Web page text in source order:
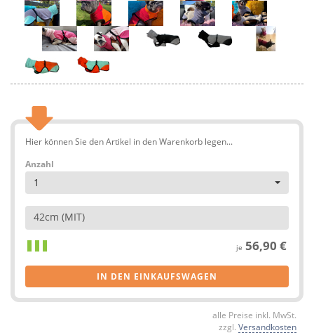
Hier können Sie den Artikel in den Warenkorb legen...
Anzahl
1
42cm (MIT)
je 56,90 €
IN DEN EINKAUFSWAGEN
alle Preise inkl. MwSt.
zzgl. Versandkosten